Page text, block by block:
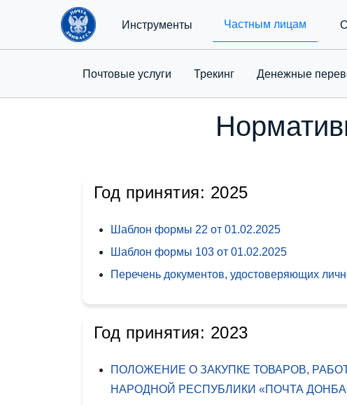
Инструменты Частным лицам
Почтовые услуги Трекинг Денежные
Год принятия: 2025
Шаблон формы 22 от 01.02.2025
Шаблон формы 103 от 01.02.2025
Перечень документов, удостоверяющих
Год принятия: 2023
ПОЛОЖЕНИЕ О ЗАКУПКЕ ТОВАРОВ,
НАРОДНОЙ РЕСПУБЛИКИ «ПОЧТА